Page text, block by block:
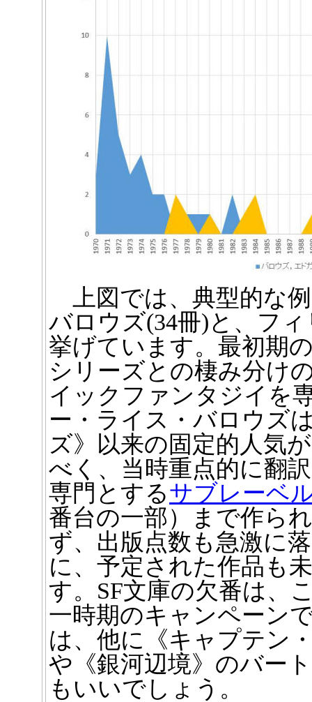
上図では、典型的な
バロウズ(34冊)と、フ
挙げています。最初期
シリーズとの棲み分け
イックファンタジイを
ー・ライス・バロウズ
ズ》以来の固定的人気
べく、当時重点的に翻
専門とするサブレーベ
番台の一部）まで作ら
ず、出版点数も急激に
に、予定された作品も
す。SF文庫の欠番は、
一時期のキャンペーン
は、他に《キャプテン
や《銀河辺境》のバー
もいいでしょう。